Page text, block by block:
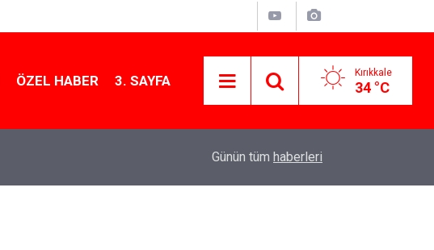
ÖZEL HABER 3. SAYFA Kırıkkale
34 °C
MKE’nin Yerli Savunma Teknolojileri Dünya
Günün tüm haberleri